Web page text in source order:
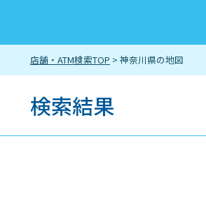
店舗・ATM検索TOP > 神奈川県の地図
検索結果